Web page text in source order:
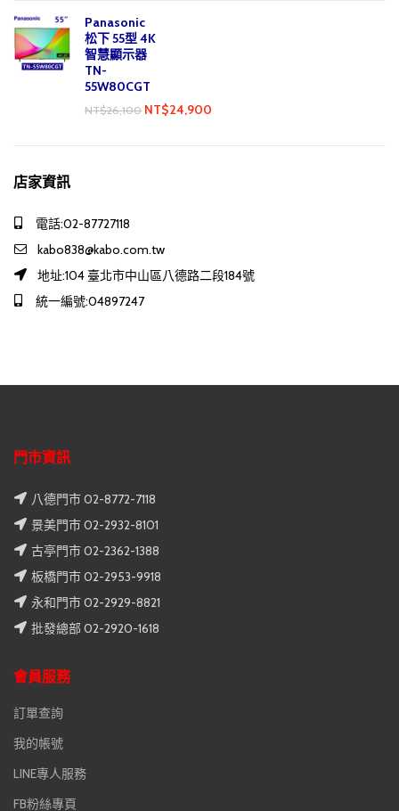
Panasonic
松下 55型 4K
智慧顯示器
TN-
55W80CGT
NT$26,100 NT$24,900
店家資訊
電話:02-87727118
kabo838@kabo.com.tw
地址:104 臺北市中山區八德路二段184號
統一編號:04897247
門市資訊
八德門市 02-8772-7118
景美門市 02-2932-8101
古亭門市 02-2362-1388
板橋門市 02-2953-9918
永和門市 02-2929-8821
批發總部 02-2920-1618
會員服務
訂單查詢
我的帳號
LINE專人服務
FB粉絲專頁